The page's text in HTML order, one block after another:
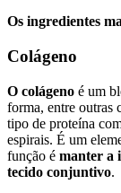
Os ingredientes
Colágeno
O colágeno é um
forma, entre outras
tipo de proteína
espirais. É um
função é manter a
tecido conjuntivo.